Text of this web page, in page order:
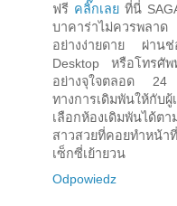
ฟรี คลิ๊กเลยที่นี่
บาคาร่าไม่ควรพลาด
อย่างง่ายดาย ผ่านช่
Desktop หรือโทรศั
อย่างจุใจตลอด 24
ทางการเดิมพันให้กับ
เลือกห้องเดิมพันได้ต
สาวสวยที่คอยทำหน้า
เซ็กซี่เย้ายวน
Odpowiedz